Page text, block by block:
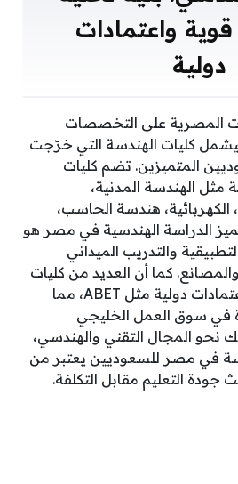
قوية واعتمادات
دولية
المصرية على التخصصات
كليات الهندسة التي خرّجت
المتميزين. تضم كليات
مثل الهندسة المدنية،
الكهربائية، هندسة الحاسب،
الدراسة الهندسية في مصر هو
والتدريب الميداني
كما أن العديد من كليات
الهندسة حاصلة على اعتمادات دولية مثل ABET، مما
في سوق العمل الخليجي
نحو المجال التقني والهندسي،
في مصر للسعوديين يعتبر من
التعليم مقابل التكلفة.